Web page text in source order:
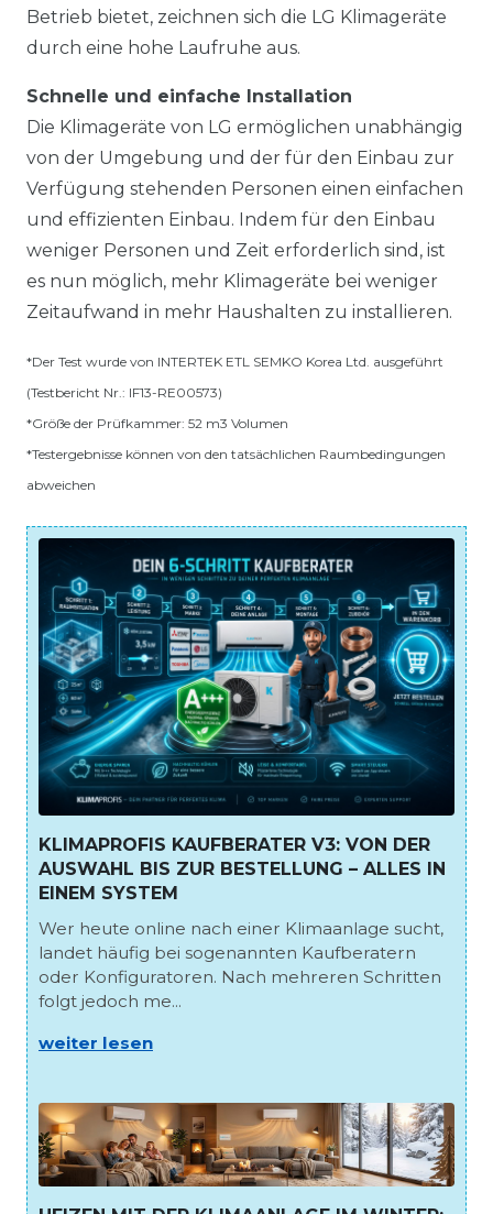
Betrieb bietet, zeichnen sich die LG Klimageräte
durch eine hohe Laufruhe aus.
Schnelle und einfache Installation
Die Klimageräte von LG ermöglichen unabhängig
von der Umgebung und der für den Einbau zur
Verfügung stehenden Personen einen einfachen
und effizienten Einbau. Indem für den Einbau
weniger Personen und Zeit erforderlich sind, ist
es nun möglich, mehr Klimageräte bei weniger
Zeitaufwand in mehr Haushalten zu installieren.
*Der Test wurde von INTERTEK ETL SEMKO Korea Ltd. ausgeführt
(Testbericht Nr.: IF13-RE00573)
*Größe der Prüfkammer: 52 m3 Volumen
*Testergebnisse können von den tatsächlichen Raumbedingungen
abweichen
KLIMAPROFIS KAUFBERATER V3: VON DER
AUSWAHL BIS ZUR BESTELLUNG – ALLES IN
EINEM SYSTEM
Wer heute online nach einer Klimaanlage sucht,
landet häufig bei sogenannten Kaufberatern
oder Konfiguratoren. Nach mehreren Schritten
folgt jedoch me...
weiter lesen